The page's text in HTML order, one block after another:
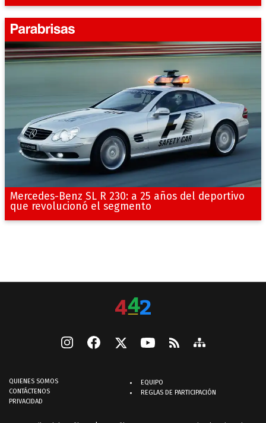
Mercedes-Benz SL R 230: a 25 años del deportivo
que revolucionó el segmento
QUIENES SOMOS
CONTÁCTENOS
PRIVACIDAD
EQUIPO
REGLAS DE PARTICIPACIÓN